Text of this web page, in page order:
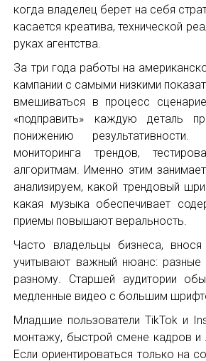
когда владелец берет на себя
касается креатива, технической
руках агентства.
За три года работы на
кампании с самыми низкими
вмешиваться в процесс
«подправить» каждую деталь
понижению
мониторинга трендов,
алгоритмам. Именно этим
анализируем, какой трендовый
какая музыка обеспечивает
приемы повышают веральность.
Часто владельцы бизнеса,
учитывают важный нюанс: разные
разному. Старшей аудитории
медленные видео с большим
Младшие пользователи TikTok и
монтажу, быстрой смене кадров
Если ориентироваться только на